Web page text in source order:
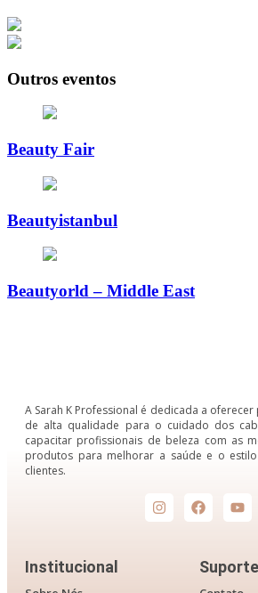
Outros eventos
Beauty Fair
Beautyistanbul
Beautyorld – Middle East
A Sarah K Professional é dedicada a
de alta qualidade para o cuidado dos
capacitar profissionais de beleza com as
produtos para melhorar a saúde e o
clientes.
Institucional Suporte